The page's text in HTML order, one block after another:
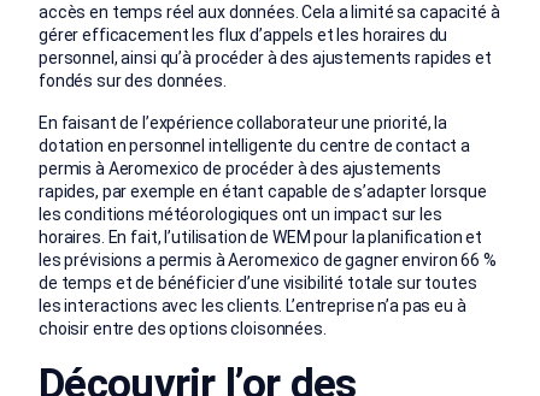
accès en temps réel aux données. Cela a limité sa capacité à
gérer efficacement les flux d’appels et les horaires du
personnel, ainsi qu’à procéder à des ajustements rapides et
fondés sur des données.
En faisant de l’expérience collaborateur une priorité, la
dotation en personnel intelligente du centre de contact a
permis à Aeromexico de procéder à des ajustements
rapides, par exemple en étant capable de s’adapter lorsque
les conditions météorologiques ont un impact sur les
horaires. En fait, l’utilisation de WEM pour la planification et
les prévisions a permis à Aeromexico de gagner environ 66 %
de temps et de bénéficier d’une visibilité totale sur toutes
les interactions avec les clients. L’entreprise n’a pas eu à
choisir entre des options cloisonnées.
Découvrir l’or des